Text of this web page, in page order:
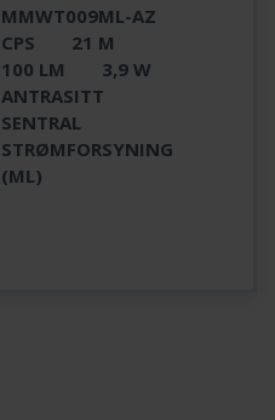
MMWT009ML-AZ
CPS
21 M
100 LM
3,9 W
ANTRASITT
SENTRAL
STRØMFORSYNING
(ML)